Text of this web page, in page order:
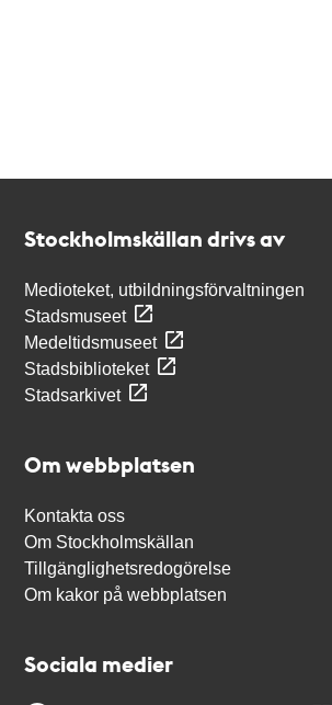
Stockholmskällan drivs av
Medioteket, utbildningsförvaltningen
Stadsmuseet
Medeltidsmuseet
Stadsbiblioteket
Stadsarkivet
Om webbplatsen
Kontakta oss
Om Stockholmskällan
Tillgänglighetsredogörelse
Om kakor på webbplatsen
Sociala medier